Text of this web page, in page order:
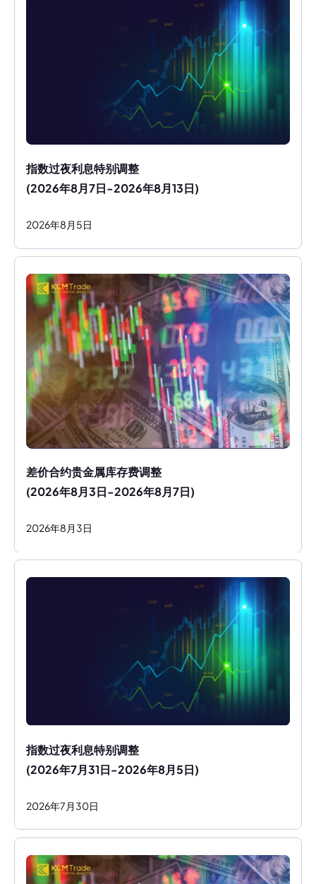
指数过夜利息特别调整
(2026年8月7日-2026年8月13日)
2026年8 月 5日
差价合约贵金属库存费调整
(2026年8月3日-2026年8月7日)
2026年8 月 3日
指数过夜利息特别调整
(2026年7月31日-2026年8月5日)
2026年7 月 30日